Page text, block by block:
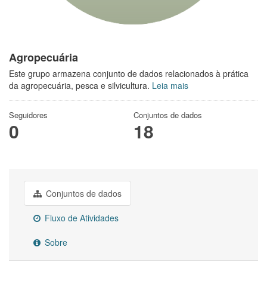
Agropecuária
Este grupo armazena conjunto de dados relacionados à prática
da agropecuária, pesca e silvicultura. Leia mais
Seguidores
0
Conjuntos de dados
18
Conjuntos de dados
Fluxo de Atividades
Sobre